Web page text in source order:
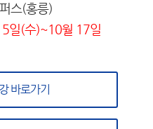
스(홍릉)
일(수)~10월 17일
바로가기